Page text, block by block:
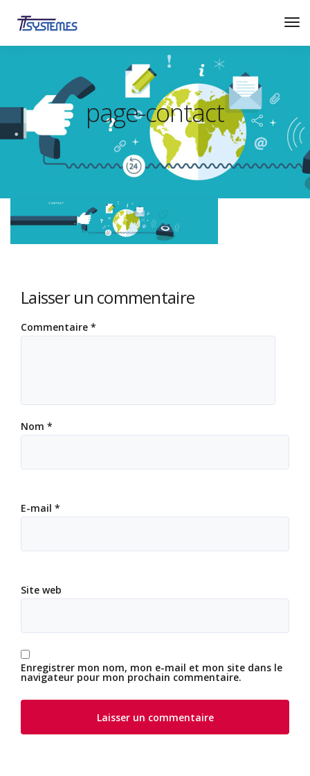
page-contact
Laisser un commentaire
Commentaire *
Nom *
E-mail *
Site web
Enregistrer mon nom, mon e-mail et mon site dans le
navigateur pour mon prochain commentaire.